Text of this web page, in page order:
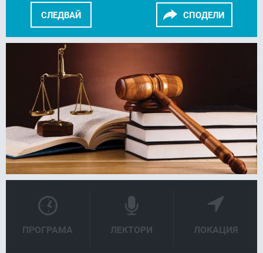
СЛЕДВАЙ СПОДЕЛИ
FACEBOOK
ПРОГРАМА ЛЕКТОРИ ЛОКАЦИЯ